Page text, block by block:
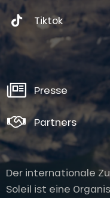
Tiktok
Presse
Partners
Der internationale
Soleil ist eine